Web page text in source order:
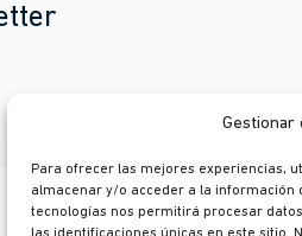
Gestionar
Para ofrecer las mejores experiencias,
almacenar y/o acceder a la información
tecnologías nos permitirá procesar